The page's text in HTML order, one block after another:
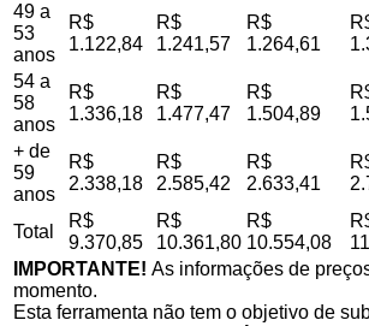
49 a
53
anos
R$
1.122,84
R$
1.241,57
R$
1.264,61
54 a
58
anos
R$
1.336,18
R$
1.477,47
R$
1.504,89
+ de
59
anos
R$
2.338,18
R$
2.585,42
R$
2.633,41
Total
R$
9.370,85
R$
10.361,80
R$
10.554,08
IMPORTANTE! As informações de
momento.
Esta ferramenta não tem o objetivo de